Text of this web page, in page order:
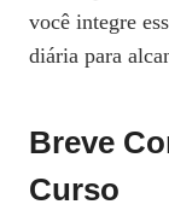
você integre
diária para
Breve
Curso